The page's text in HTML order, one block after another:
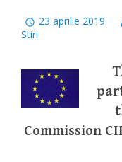
23 aprilie 2019
Stiri
Commission